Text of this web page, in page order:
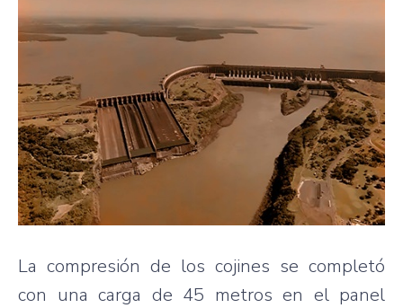
La compresión de los cojines se completó
con una carga de 45 metros en el panel